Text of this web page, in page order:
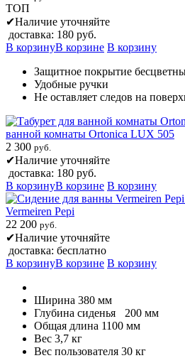
ТОП
✔Наличие уточняйте
доставка: 180 руб.
В корзинуВ корзине В корзину
Защитное покрытие
Удобные ручки
Не оставляет следов на
ванной комнаты Ortonica LUX 505
2 300 руб.
✔Наличие уточняйте
доставка: 180 руб.
В корзинуВ корзине В корзину
Vermeiren Pepi
22 200 руб.
✔Наличие уточняйте
доставка: бесплатно
В корзинуВ корзине В корзину
Ширина 380 мм
Глубина сиденья
200 мм
Общая длина 1100 мм
Вес 3,7 кг
Вес пользователя 30 кг